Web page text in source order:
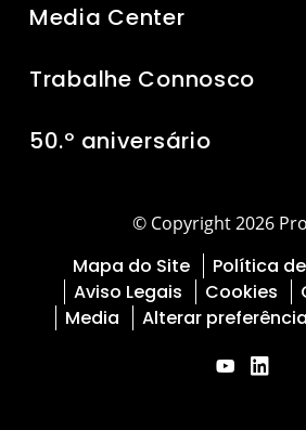
Media Center
Trabalhe Connosco
50.º aniversário
© Copyright 2026
Mapa do Site
Política
Aviso Legais
Cookies
Media
Alterar